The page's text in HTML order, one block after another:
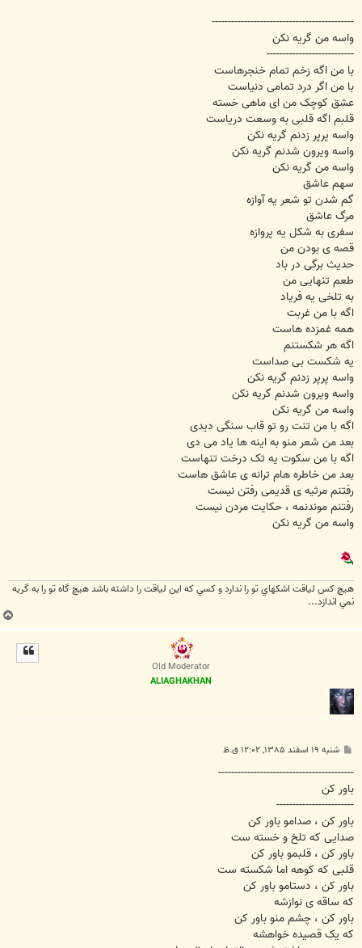
--------------------------------------------
واسه من گریه نکن
---------------------------
با من اگه زخم تمام خنجرهاست
با من اگر درد تمامی دنیاست
عشق کوچک من ای ماهی خسته
قلبم اگه قلبی به وسعت دریاست
واسه پرپر زدنم گریه نکن
واسه ویرون شدنم گریه نکن
واسه من گریه نکن
سهم عاشق
گم شدن تو شعر یه آوازه
مرگ عاشق
سفری به شکل یه پروازه
قصه ی بودن من
حدیث برگی در باد
طعم تنهایی من
به تلخی یه فریاد
اگه با من غربت
همه غمزده هاست
اگه هر شکستنم
یه شکست بی صداست
واسه پرپر زدنم گریه نکن
واسه ویرون شدنم گریه نکن
واسه من گریه نکن
اگه با من تنت رو تو قاب سنگی دیدی
بعد من شعر منو به اینه ها یاد می دی
اگه با من سکوت یه تک درخت تنهاست
بعد من خاطره هام ترانه ی عاشق هاست
رفتنم مرثیه ی قدیمی رفتن نیست
رفتنم موندنمه ، حکایت مردن نیست
واسه من گریه نکن
هيچ كس لياقت اشكهاي تو را ندارد و كسي كه اين لياقت را داشته باشد هيچ گاه تو را به گريه
نمي اندازد...
ب
ا
Old Moderator
ALIAGHAKHAN
پ
ت
شنبه ۱۹ اسفند ۱۳۸۵, ۱۲:۰۲ ق.ظ
------------------------------------------
باور کن
------------------------
باور کن ، صدامو باور کن
صدایی که تلخ و خسته ست
باور کن ، قلبمو باور کن
قلبی که کوهه اما شکسته ست
باور کن ، دستامو باور کن
که ساقه ی نوازشه
باور کن ، چشم منو باور کن
که یک قصیده خواهشه